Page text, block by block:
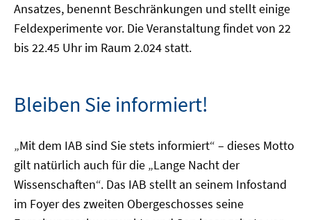
Ansatzes, benennt Beschränkungen und stellt einige
Feldexperimente vor. Die Veranstaltung findet von 22
bis 22.45 Uhr im Raum 2.024 statt.
Bleiben Sie informiert!
„Mit dem IAB sind Sie stets informiert“ – dieses Motto
gilt natürlich auch für die „Lange Nacht der
Wissenschaften“. Das IAB stellt an seinem Infostand
im Foyer des zweiten Obergeschosses seine